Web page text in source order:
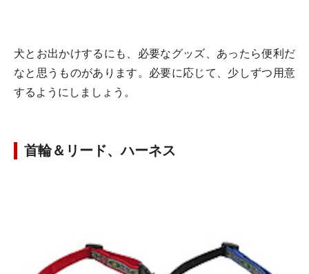
犬とお出かけするにも、必要なグッズ、あったら便利だ
なと思うものがあります。必要に応じて、少しずつ用意
するようにしましょう。
首輪＆リード、ハーネス